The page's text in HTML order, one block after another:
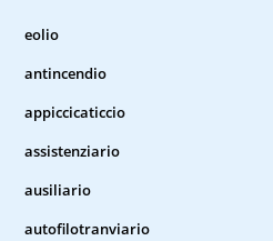
eolio
antincendio
appiccicaticcio
assistenziario
ausiliario
autofilotranviario